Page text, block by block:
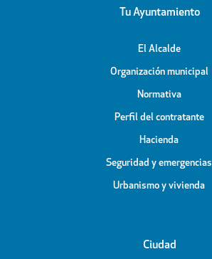
Tu Ayuntamiento
El Alcalde
Organización municipal
Normativa
Perfil del contratante
Hacienda
Seguridad y emergencias
Urbanismo y vivienda
Ciudad